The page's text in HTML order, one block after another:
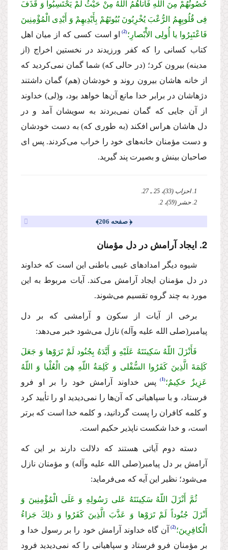
حُصُونُهُمْ مِنَ اللّهِ فَأَتاهُمُ اللّهُ مِنْ حَیْثُ لَمْ یَحْتَسِبُوا وَ قَذَفَ
فِی قُلُوبِهِمُ الرُّعْبَ یُخْرِبُونَ بُیُوتَهُمْ بِأَیْدِیهِمْ وَ أَیْدِى الْمُؤْمِنِینَ
فَاعْتَبِرُوا یا أُولِی الأَْبْصارِ؛ 2
او است كسى كه از میان اهل
كتاب كسانى را كه كفر ورزیدند در نخستین اخراج (از
مدینه) بیرون كرد؛ (در حالى كه) شما گمان نمى‌كردید كه
از خانه هاشان بیرون روند و خودشان (هم) گمان داشتند
دژهاشان در برابر خدا مانع آن‌ها خواهد بود، و(لى) خداوند
از آن جایى كه گمان نمى‌بردند به سویشان آمد و در
دل هاشان هراس افكند (به طورى كه) به دست خودشان
و دست مؤمنان خانه‌هاى خود را خراب مى‌كردند. پس اى
صاحبان بینش و بصیرت پند گیرید.
1. احزاب (33)، 25 ـ 27.
2. حشر (59)، 2.
﴿ صفحه 206﴾
2. ایجاد آرامش در دل مؤمنان
شیوه دیگر امدادهاى غیبى باطنى این است كه خداوند
در دل مؤمنان ایجاد آرامش مى‌كند. آیات مربوط به این
مورد به چند گروه تقسیم مى‌شوند.
برخى از آیات از سكون و آرامشى كه بر دل
پیامبر (صلى الله علیه وآله) نازل مى‌شود خبر مى‌دهد:
فَأَنْزَلَ اللّهُ سَكِینَتَهُ عَلَیْهِ وَ أَیَّدَهُ بِجُنُود لَمْ تَرَوْها وَ جَعَلَ
كَلِمَةَ الَّذِینَ كَفَرُوا السُّفْلى وَ كَلِمَةُ اللّهِ هِیَ الْعُلْیا وَ اللّهُ
عَزِیزٌ حَكِیمٌ؛ 1
پس خداوند آرامش خود را بر او فرو
فرستاد، و با سپاهیانى كه آن‌ها را نمى‌دیدید او را تأیید كرد
و كلمه كافران را پست گردانید، و كلمه خدا است كه برتر
است، و خدا شكست ناپذیر حكیم است.
دسته دوم آیاتى هستند كه دلالت دارند بر این كه
آرامش بر دل پیامبر (صلى الله علیه وآله) و مؤمنان نازل
مى‌شود؛ نظیر این آیه كه مى‌فرماید:
ثُمَّ أَنْزَلَ اللّهُ سَكِینَتَهُ عَلى رَسُولِهِ وَ عَلَى الْمُؤْمِنِینَ وَ
أَنْزَلَ جُنُوداً لَمْ تَرَوْها وَ عَذَّبَ الَّذِینَ كَفَرُوا وَ ذلِكَ جَزاءُ
الْكافِرِینَ؛ 2
آن گاه خداوند آرامش خود را بر رسول خدا و
بر مؤمنان فرو فرستاد و سپاهیانى را كه نمى‌دیدید فرود